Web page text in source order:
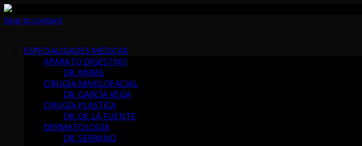
Skip to content
ESPECIALIDADES MÉDICAS
APARATO DIGESTIVO
DR. MIRAS
CIRUGÍA MAXILOFACIAL
DR. GARCÍA VEGA
CIRUGÍA PLÁSTICA
DR. DE LA FUENTE
DERMATOLOGÍA
DR. SERRANO